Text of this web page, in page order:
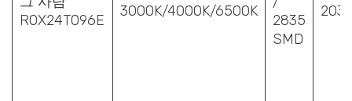
ROX24T096E
3000K/4000K/6500K
2835
SMD